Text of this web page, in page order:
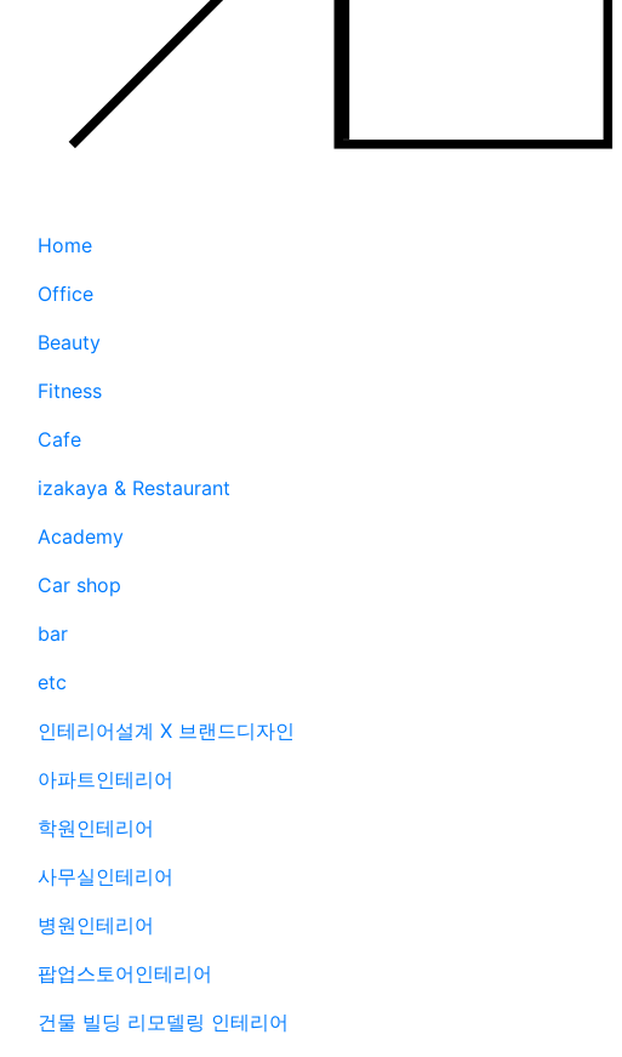
Home
Office
Beauty
Fitness
Cafe
izakaya & Restaurant
Academy
Car shop
bar
etc
인테리어설계 X 브랜드디자인
아파트인테리어
학원인테리어
사무실인테리어
병원인테리어
팝업스토어인테리어
건물 빌딩 리모델링 인테리어